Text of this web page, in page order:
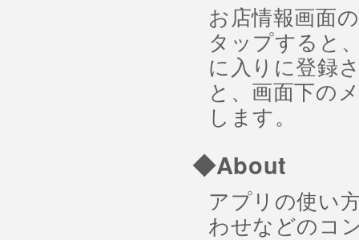
お店情報画面
タップすると
に入りに登録
と、画面下の
します。
◆About
アプリの使い
わせなどのコ